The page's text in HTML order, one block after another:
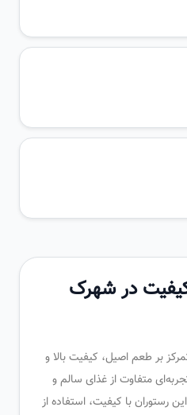
در شهرک
اصیل، کیفیت بالا و
از غذای سالم و
با کیفیت، استفاده از